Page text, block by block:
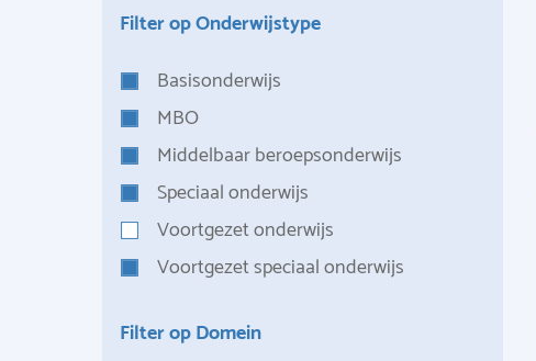
Filter op Onderwijstype
Basisonderwijs
MBO
Middelbaar beroepsonderwijs
Speciaal onderwijs
Voortgezet onderwijs
Voortgezet speciaal onderwijs
Filter op Domein